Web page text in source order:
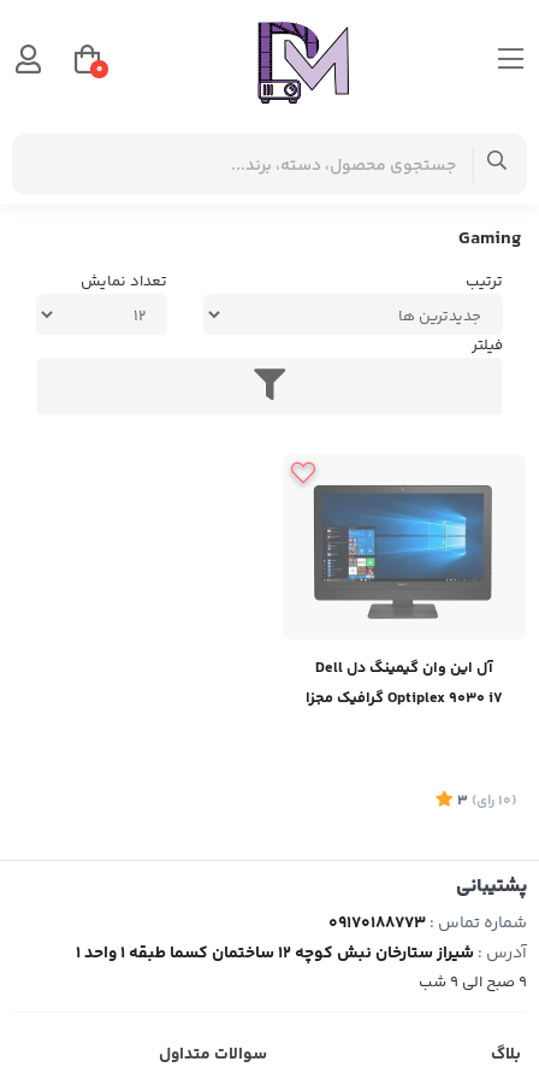
Gaming
ترتیب تعداد نمایش
فیلتر
آل این وان گیمینگ دل Dell
Optiplex 9030 i7 گرافیک مجزا
(10 رای)
3
پشتیبانی
شماره تماس :09170188773
آدرس :شیراز ستارخان نبش کوچه 12 ساختمان کسما طبقه 1 واحد 1
9 صبح الی 9 شب
بلاگ سوالات متداول
0